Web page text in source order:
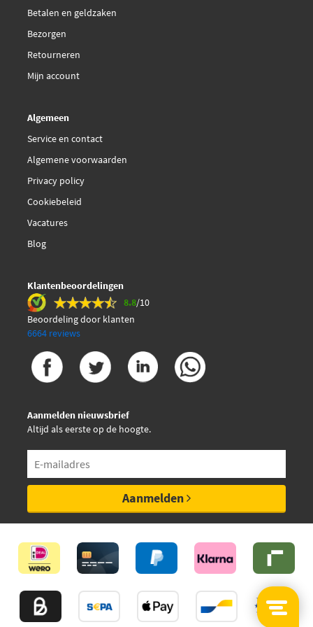
Betalen en geldzaken
Bezorgen
Retourneren
Mijn account
Algemeen
Service en contact
Algemene voorwaarden
Privacy policy
Cookiebeleid
Vacatures
Blog
Klantenbeoordelingen
8.8/10
Beoordeling door klanten
6664 reviews
Aanmelden nieuwsbrief
Altijd als eerste op de hoogte.
Aanmelden